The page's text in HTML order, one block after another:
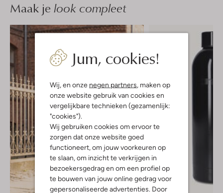
Jum, cookies!
Wij, en onze negen partners , maken op
onze website gebruik van cookies en
vergelijkbare technieken (gezamenlijk:
"cookies").
Wij gebruiken cookies om ervoor te
zorgen dat onze website goed
functioneert, om jouw voorkeuren op
te slaan, om inzicht te verkrijgen in
bezoekersgedrag en om een profiel op
te bouwen van jouw online gedrag voor
gepersonaliseerde advertenties. Door
Maak je look compleet